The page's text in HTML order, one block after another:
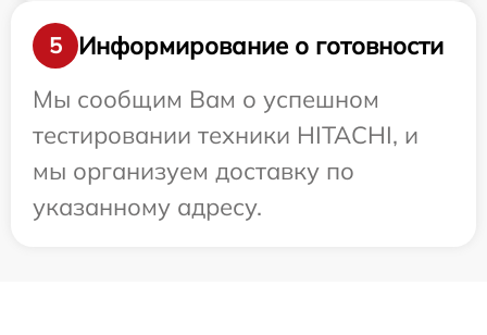
5
Информирование о готовности
Мы сообщим Вам о успешном
тестировании техники HITACHI, и
мы организуем доставку по
указанному адресу.